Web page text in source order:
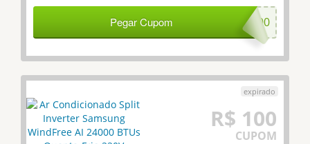
Pegar Cupom PH200
R$ 100
CUPOM